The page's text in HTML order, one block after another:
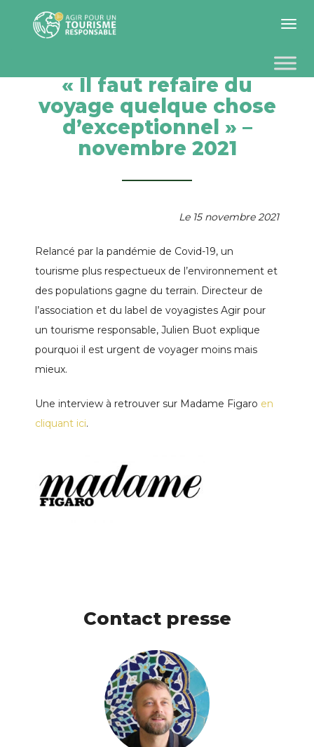
Toggle
« Il faut refaire du
voyage quelque chose
d’exceptionnel » –
novembre 2021
Le 15 novembre 2021
Relancé par la pandémie de Covid-19, un
tourisme plus respectueux de l’environnement et
des populations gagne du terrain. Directeur de
l’association et du label de voyagistes Agir pour
un tourisme responsable, Julien Buot explique
pourquoi il est urgent de voyager moins mais
mieux.
Une interview à retrouver sur Madame Figaro en
cliquant ici.
Contact presse